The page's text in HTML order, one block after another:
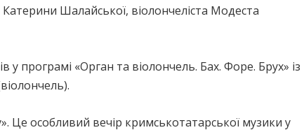
Шалайської, віолончеліста Модеста
у програмі «Орган та віолончель. Бах. Форе. Брух» із
особливий вечір кримськотатарської музики у